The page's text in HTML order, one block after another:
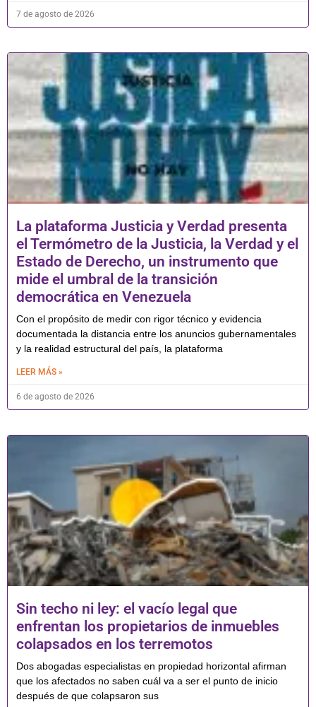
7 de agosto de 2026
La plataforma Justicia y Verdad presenta
el Termómetro de la Justicia, la Verdad y el
Estado de Derecho, un instrumento que
mide el umbral de la transición
democrática en Venezuela
Con el propósito de medir con rigor técnico y evidencia
documentada la distancia entre los anuncios gubernamentales
y la realidad estructural del país, la plataforma
LEER MÁS »
6 de agosto de 2026
Sin techo ni ley: el vacío legal que
enfrentan los propietarios de inmuebles
colapsados en los terremotos
Dos abogadas especialistas en propiedad horizontal afirman
que los afectados no saben cuál va a ser el punto de inicio
después de que colapsaron sus